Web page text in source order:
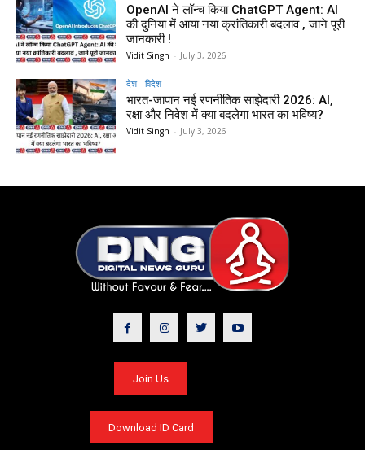
OpenAI ने लॉन्च किया ChatGPT Agent: AI
की दुनिया में आया नया क्रांतिकारी बदलाव , जाने पूरी
जानकारी !
Vidit Singh - July 3, 2026
देश - विदेश
भारत-जापान नई रणनीतिक साझेदारी 2026: AI,
रक्षा और निवेश में क्या बदलेगा भारत का भविष्य?
Vidit Singh - July 3, 2026
Join Us
Download ID Card